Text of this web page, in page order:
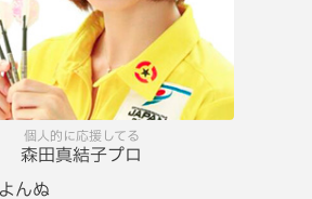
個人的に応援してる
森田真結子プロ
んぬ